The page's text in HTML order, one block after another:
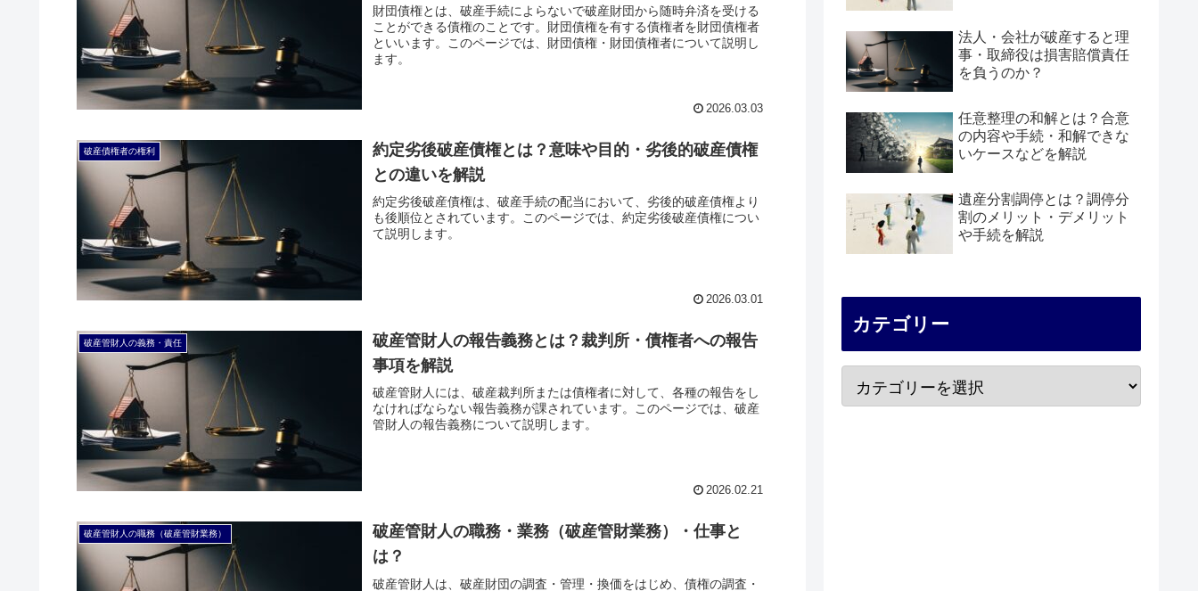
財団債権とは、破産手続によらないで破産財団から随時弁済を受ける
ことができる債権のことです。財団債権を有する債権者を財団債権者
といいます。このページでは、財団債権・財団債権者について説明し
ます。
2026.03.03
破産債権者の権利
約定劣後破産債権とは？意味や目的・劣後的破産債権
との違いを解説
約定劣後破産債権は、破産手続の配当において、劣後的破産債権より
も後順位とされています。このページでは、約定劣後破産債権につい
て説明します。
2026.03.01
破産管財人の義務・責任
破産管財人の報告義務とは？裁判所・債権者への報告
事項を解説
破産管財人には、破産裁判所または債権者に対して、各種の報告をし
なければならない報告義務が課されています。このページでは、破産
管財人の報告義務について説明します。
2026.02.21
破産管財人の職務（破産管財業務）
破産管財人の職務・業務（破産管財業務）・仕事と
は？
破産管財人は、破産財団の調査・管理・換価をはじめ、債権の調査・
法人・会社が破産すると理
事・取締役は損害賠償責任
を負うのか？
任意整理の和解とは？合意
の内容や手続・和解できな
いケースなどを解説
遺産分割調停とは？調停分
割のメリット・デメリット
や手続を解説
カテゴリー